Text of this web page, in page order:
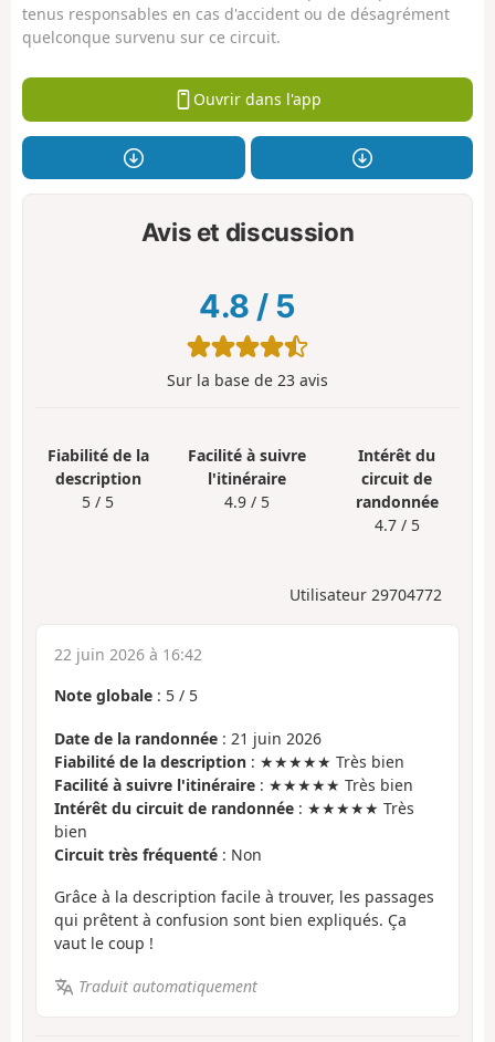
tenus responsables en cas d'accident ou de désagrément
quelconque survenu sur ce circuit.
Ouvrir dans l'app
Avis et discussion
4.8 / 5
Sur la base de 23 avis
Fiabilité de la
description
5 / 5
Facilité à suivre
l'itinéraire
4.9 / 5
Intérêt du
circuit de
randonnée
4.7 / 5
Utilisateur 29704772
22 juin 2026 à 16:42
Note globale : 5 / 5
Date de la randonnée : 21 juin 2026
Fiabilité de la description : ★★★★★ Très bien
Facilité à suivre l'itinéraire : ★★★★★ Très bien
Intérêt du circuit de randonnée : ★★★★★ Très
bien
Circuit très fréquenté : Non
Grâce à la description facile à trouver, les passages
qui prêtent à confusion sont bien expliqués. Ça
vaut le coup !
Traduit automatiquement